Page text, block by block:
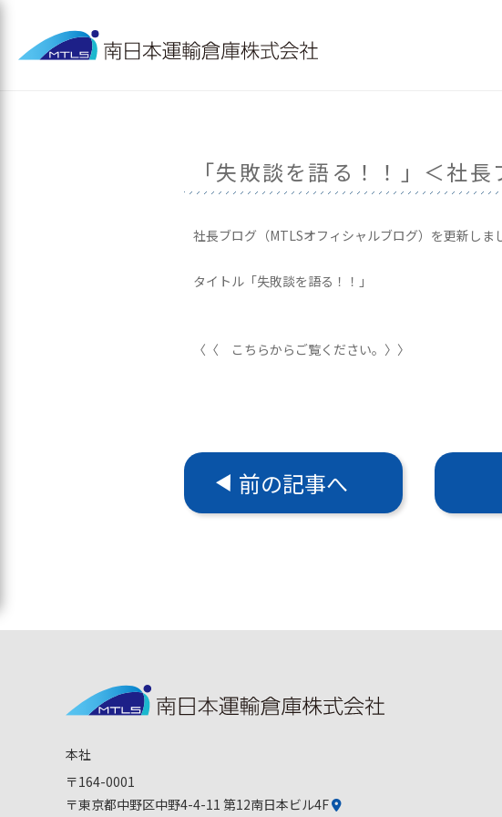
「失敗談を語る！！」＜社
社長ブログ（MTLSオフィシャルブログ）を更新しま
タイトル「失敗談を語る！！」
〈〈 こちらからご覧ください。〉〉
前の記事へ
本社
〒164-0001
〒東京都中野区中野4-4-11 第12南日本ビル4F